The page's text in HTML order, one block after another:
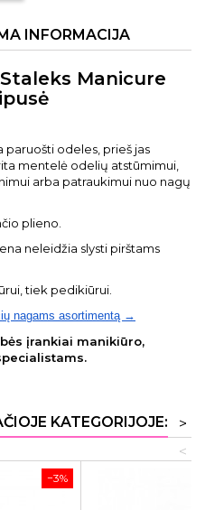
INFORMACIJA
Manicure
odeles, prieš jas
mentelė odelių atstūmimui,
arba patraukimui nuo nagų
plieno.
neleidžia slysti pirštams
tiek pedikiūrui.
nagams asortimentą →
įrankiai manikiūro,
KATEGORIJOJE:
>
<
−3%